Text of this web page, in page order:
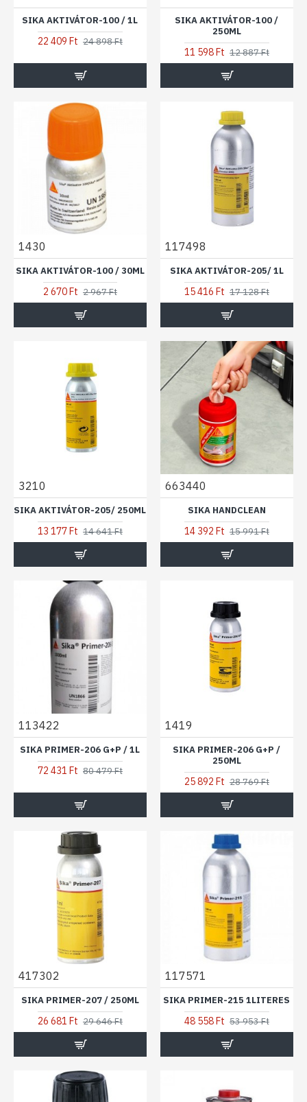
SIKA AKTIVÁTOR-100 / 1L
22 409 Ft 24 898 Ft
SIKA AKTIVÁTOR-100 /
250ML
11 598 Ft 12 887 Ft
1430
SIKA AKTIVÁTOR-100 / 30ML
2 670 Ft 2 967 Ft
117498
SIKA AKTIVÁTOR-205/ 1L
15 416 Ft 17 128 Ft
3210
SIKA AKTIVÁTOR-205/ 250ML
13 177 Ft 14 641 Ft
663440
SIKA HANDCLEAN
14 392 Ft 15 991 Ft
113422
SIKA PRIMER-206 G+P / 1L
72 431 Ft 80 479 Ft
1419
SIKA PRIMER-206 G+P /
250ML
25 892 Ft 28 769 Ft
417302
SIKA PRIMER-207 / 250ML
26 681 Ft 29 646 Ft
117571
SIKA PRIMER-215 1LITERES
48 558 Ft 53 953 Ft